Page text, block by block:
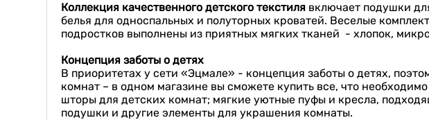
Коллекция качественного детского текстиля включает подушки
белья для односпальных и полуторных кроватей. Веселые
подростков выполнены из приятных мягких тканей - хлопок,
Концепция заботы о детях
В приоритетах у сети «Эцмале» - концепция заботы о детях,
комнат – в одном магазине вы сможете купить все, что
шторы для детских комнат; мягкие уютные пуфы и кресла,
подушки и другие элементы для украшения комнаты.